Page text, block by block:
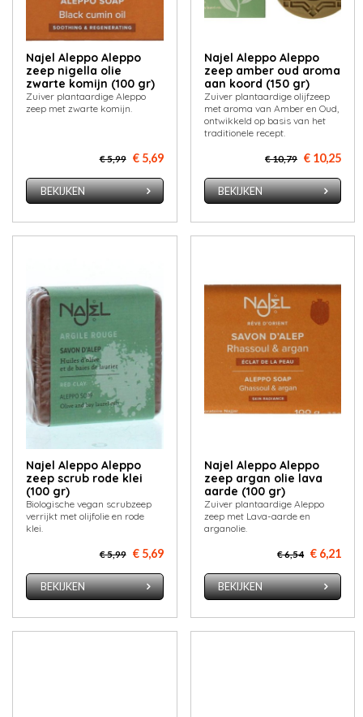
Najel Aleppo Aleppo
zeep nigella olie
zwarte komijn (100 gr)
Zuiver plantaardige Aleppo
zeep met zwarte komijn.
€ 5,99 € 5,69
BEKIJKEN
Najel Aleppo Aleppo
zeep amber oud aroma
aan koord (150 gr)
Zuiver plantaardige olijfzeep
met aroma van Amber en Oud,
ontwikkeld op basis van het
traditionele recept.
€ 10,79 € 10,25
BEKIJKEN
Najel Aleppo Aleppo
zeep scrub rode klei
(100 gr)
Biologische vegan scrubzeep
verrijkt met olijfolie en rode
klei.
€ 5,99 € 5,69
BEKIJKEN
Najel Aleppo Aleppo
zeep argan olie lava
aarde (100 gr)
Zuiver plantaardige Aleppo
zeep met Lava-aarde en
arganolie.
€ 6,54 € 6,21
BEKIJKEN